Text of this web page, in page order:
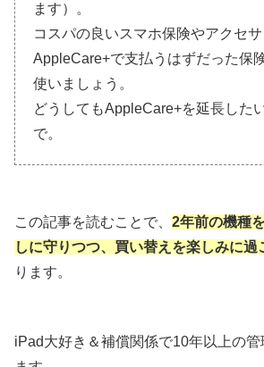
ます）。
コスパの良いスマホ保険やアクセサ
AppleCare+で支払うはずだった保
使いましょう。
どうしてもAppleCare+を延長した
で。
この記事を読むことで、 2年前の機種
しに守りつつ、買い替えを楽しみに過
ります。
iPad大好き＆補償関係で10年以上の